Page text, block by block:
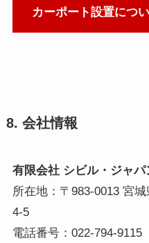
カーポート設置につ
8. 会社情報
有限会社 シビル・ジャパ
所在地：〒983-0013 宮
4-5
電話番号：022-794-9115